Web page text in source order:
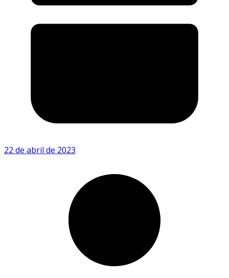
22 de abril de 2023